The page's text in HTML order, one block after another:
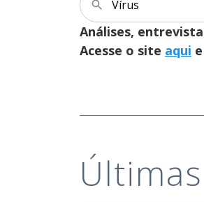
Vírus
Análises,
Acesse o site aqui
Últimas